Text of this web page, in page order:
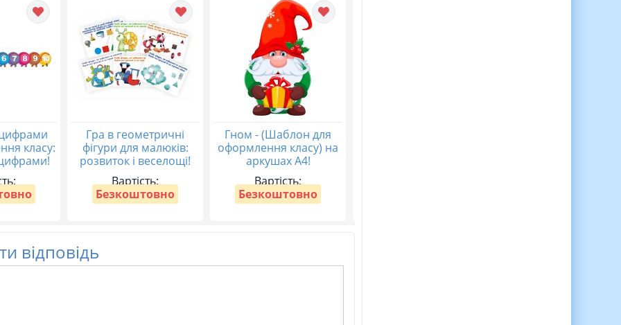
класу:
Гра в геометричні
фігури для малюків:
розвиток і веселощі!
Вартість:
Безкоштовно
Гном - (Шаблон для
оформлення класу) на
аркушах А4!
Вартість:
Безкоштовно
відповідь